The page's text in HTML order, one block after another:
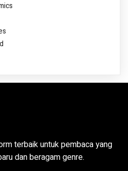
terbaik untuk pembaca yang
dan beragam genre.